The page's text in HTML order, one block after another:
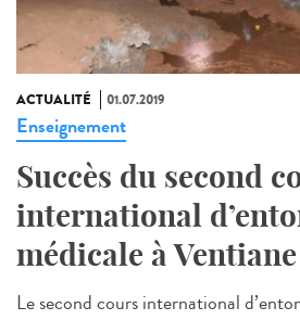
ACTUALITÉ 01.07.2019
Enseignement
Succès du second
international
médicale à
Le second cours international